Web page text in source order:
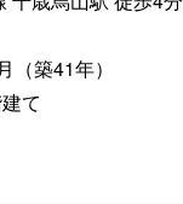
（築41年）
て